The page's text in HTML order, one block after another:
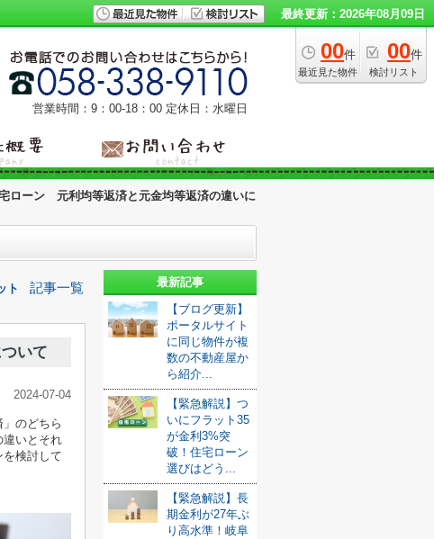
最終更新：2026年08月09日
00件
最近見た物件
00件
検討リスト
営業時間：9：00‐18：00 定休日：水曜日
ローン 元利均等返済と元金均等返済の違いに
ト 記事一覧
いて
2024-07-04
のどちら
違いとそれ
検討して
最新記事
【ブログ更新】
ポータルサイト
に同じ物件が複
数の不動産屋か
ら紹介...
【緊急解説】つ
いにフラット35
が金利3%突
破！住宅ローン
選びはどう...
【緊急解説】長
期金利が27年ぶ
り高水準！岐阜